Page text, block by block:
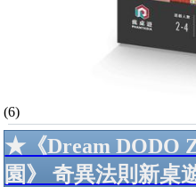
(6)
★《Dream DODO
園》 奇異法則新桌